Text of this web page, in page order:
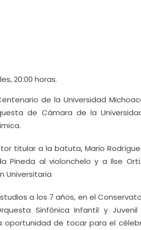
20:00 horas.
de la Universidad
de Cámara de la
titular a la batuta, Mario
Pineda al violonchelo y a Ilse
Universitaria
a los 7 años, en el
Sinfónica Infantil y Juvenil
oportunidad de tocar para el